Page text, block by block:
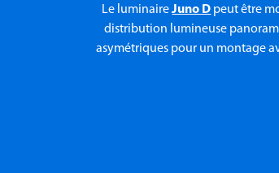
Le luminaireJuno D peut être
distribution lumineuse
asymétriques pour un montage